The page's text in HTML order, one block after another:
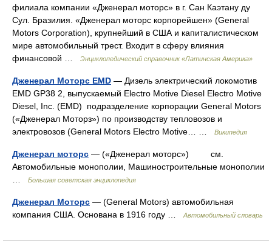
филиала компании «Дженерал моторс» в г. Сан Каэтану ду
Сул. Бразилия. «Дженерал моторс корпорейшен» (General
Motors Corporation), крупнейший в США и капиталистическом
мире автомобильный трест. Входит в сферу влияния
финансовой …
Энциклопедический справочник «Латинская Америка»
Дженерал Моторс EMD — Дизель электрический локомотив
EMD GP38 2, выпускаемый Electro Motive Diesel Electro Motive
Diesel, Inc. (EMD) подразделение корпорации General Motors
(«Дженерал Моторз») по производству тепловозов и
электровозов (General Motors Electro Motive… …
Википедия
Дженерал моторс — («Дженерал моторс») см.
Автомобильные монополии, Машиностроительные монополии
Большая советская энциклопедия
Дженерал Моторс — (General Motors) автомобильная
компания США. Основана в 1916 году …
Автомобильный словарь